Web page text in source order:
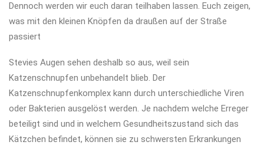
Dennoch werden wir euch daran teilhaben lassen. Euch zeigen,
was mit den kleinen Knöpfen da draußen auf der Straße
passiert
Stevies Augen sehen deshalb so aus, weil sein
Katzenschnupfen unbehandelt blieb. Der
Katzenschnupfenkomplex kann durch unterschiedliche Viren
oder Bakterien ausgelöst werden. Je nachdem welche Erreger
beteiligt sind und in welchem Gesundheitszustand sich das
Kätzchen befindet, können sie zu schwersten Erkrankungen